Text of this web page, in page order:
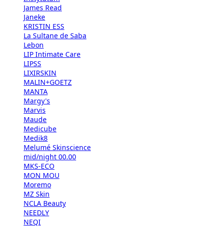
James Read
Janeke
KRISTIN ESS
La Sultane de Saba
Lebon
LIP Intimate Care
LIPSS
LIXIRSKIN
MALIN+GOETZ
MANTA
Margy's
Marvis
Maude
Medicube
Medik8
Melumé Skinscience
mid/night 00.00
MKS-ECO
MON MOU
Moremo
MZ Skin
NCLA Beauty
NEEDLY
NEQI